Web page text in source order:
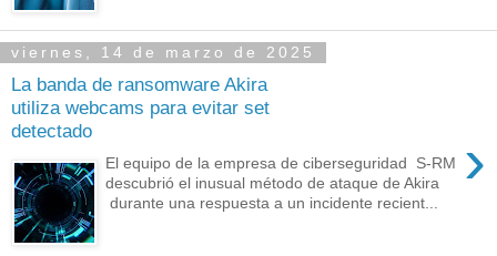
viernes, 14 de marzo de 2025
La banda de ransomware Akira
utiliza webcams para evitar set
detectado
›
El equipo de la empresa de ciberseguridad S-RM
descubrió el inusual método de ataque de Akira
durante una respuesta a un incidente recient...